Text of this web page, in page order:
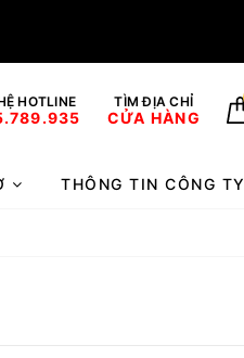
HOTLINE TÌM ĐỊA CHỈ
CỬA HÀNG
THÔNG TIN CÔNG TY